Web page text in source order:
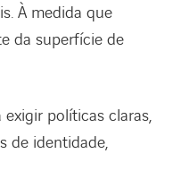
À medida que
da superfície de
políticas claras,
de identidade,